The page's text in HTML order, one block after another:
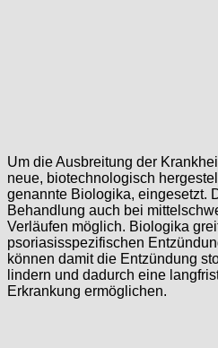
Um die Ausbreitung der
neue, biotechnologisch
genannte Biologika, eingesetzt.
Behandlung auch bei
Verläufen möglich. Biologika
psoriasisspezifischen
können damit die Entzündung
lindern und dadurch eine
Erkrankung ermöglichen.